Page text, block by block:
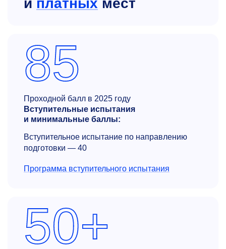
и платных мест
85
Проходной балл в 2025 году
Вступительные испытания
и минимальные баллы:
Вступительное испытание по направлению
подготовки — 40
Программа вступительного испытания
50+